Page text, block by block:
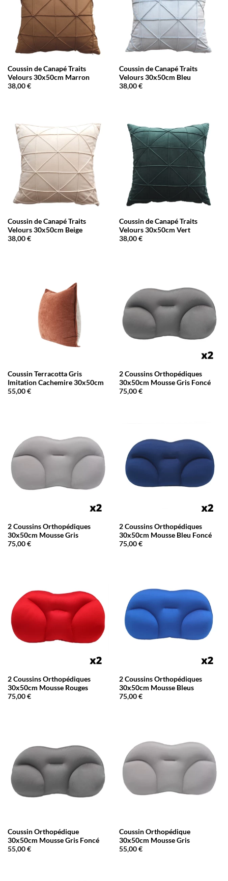
Coussin de Canapé Traits
Velours 30x50cm Marron
38,00€
Coussin de Canapé Traits
Velours 30x50cm Bleu
38,00€
Coussin de Canapé Traits
Velours 30x50cm Beige
38,00€
Coussin de Canapé Traits
Velours 30x50cm Vert
38,00€
Coussin Terracotta Gris
Imitation Cachemire 30x50cm
55,00€
2 Coussins Orthopédiques
30x50cm Mousse Gris Foncé
75,00€
2 Coussins Orthopédiques
30x50cm Mousse Gris
75,00€
2 Coussins Orthopédiques
30x50cm Mousse Bleu Foncé
75,00€
2 Coussins Orthopédiques
30x50cm Mousse Rouges
75,00€
2 Coussins Orthopédiques
30x50cm Mousse Bleus
75,00€
Coussin Orthopédique
30x50cm Mousse Gris Foncé
55,00€
Coussin Orthopédique
30x50cm Mousse Gris
55,00€